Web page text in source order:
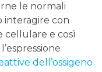
le normali
interagire con
cellulare e così
dell’ossigeno